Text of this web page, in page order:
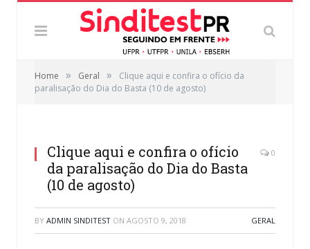
Home » Geral »
Clique aqui e confira o ofício da
paralisação do Dia do Basta (10 de agosto)
Clique aqui e confira o ofício
da paralisação do Dia do Basta
(10 de agosto)
0
BY ADMIN SINDITEST ON AGOSTO 9, 2018 GERAL